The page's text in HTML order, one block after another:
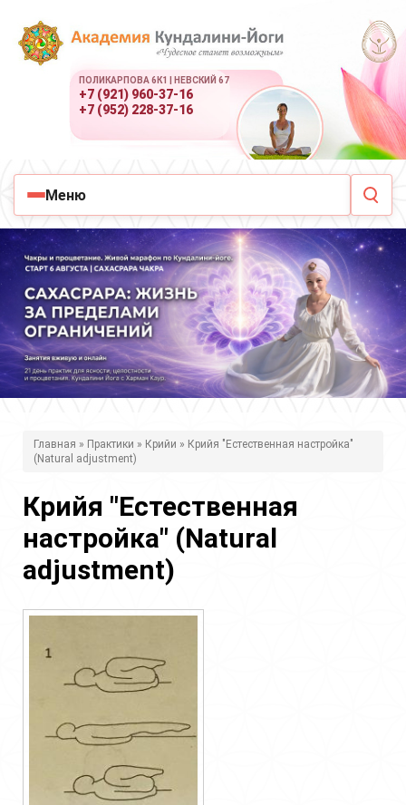
ПОЛИКАРПОВА 6К1 | НЕВСКИЙ 67
+7 (921) 960-37-16
+7 (952) 228-37-16
Меню
д
е
ь
Главная » Практики » Крийи » Крийя "Естественная настройка"
(Natural adjustment)
Крийя "Естественная
настройка" (Natural
adjustment)